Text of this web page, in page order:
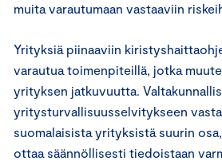
muita varautumaan vastaaviin
Yrityksiä piinaaviin
varautua toimenpiteillä, jotka
yrityksen jatkuvuutta.
yritysturvallisuusselvitykseen
suomalaisista yrityksistä suurin
ottaa säännöllisesti tiedoistaan